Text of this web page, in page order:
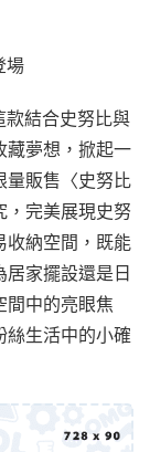
場
款結合史努比與
藏夢想，掀起一
量販售〈史努比
，完美展現史努
收納空間，既能
家擺設還是日
間中的亮眼焦
絲生活中的小確